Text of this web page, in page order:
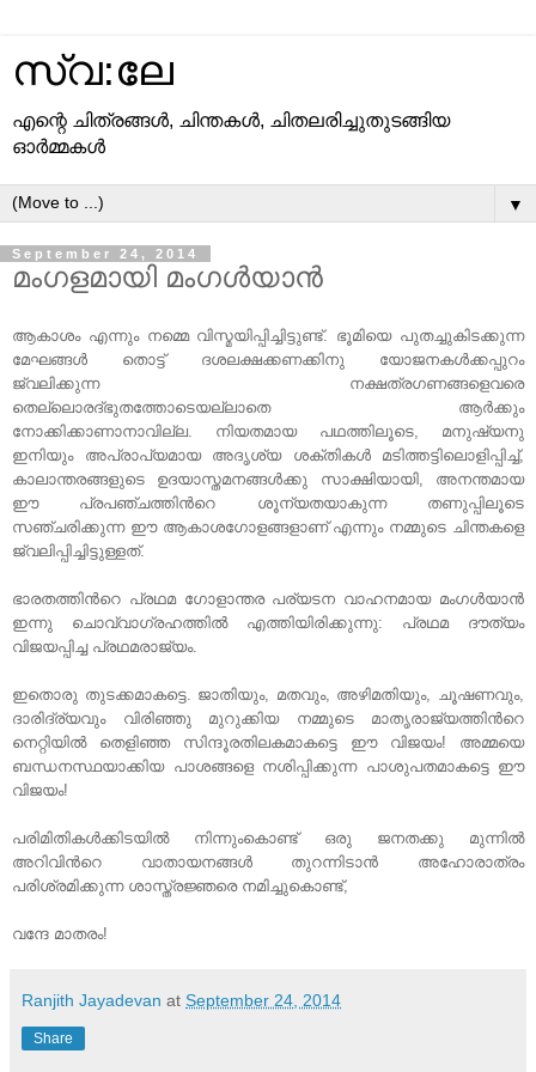
സ്വ:ലേ
എന്റെ ചിത്രങ്ങള്‍, ചിന്തകള്‍, ചിതലരിച്ചുതുടങ്ങിയ
ഓര്‍മ്മകള്‍
▼
September 24, 2014
മംഗളമായി മംഗൾയാൻ
ആകാശം എന്നും നമ്മെ വിസ്മയിപ്പിച്ചിട്ടുണ്ട്. ഭൂമിയെ പുതച്ചുകിടക്കുന്ന
മേഘങ്ങൾ തൊട്ട് ദശലക്ഷക്കണക്കിനു യോജനകൾക്കപ്പുറം
ജ്വലിക്കുന്ന നക്ഷത്രഗണങ്ങളെവരെ
തെല്ലൊരദ്ഭുതത്തോടെയല്ലാതെ ആർക്കും
നോക്കിക്കാണാനാവില്ല. നിയതമായ പഥത്തിലൂടെ, മനുഷ്യനു
ഇനിയും അപ്രാപ്യമായ അദൃശ്യ ശക്തികൾ മടിത്തട്ടിലൊളിപ്പിച്ച്,
കാലാന്തരങ്ങളുടെ ഉദയാസ്തമനങ്ങൾക്കു സാക്ഷിയായി, അനന്തമായ
ഈ പ്രപഞ്ചത്തിന്‍റെ ശൂന്യതയാകുന്ന തണുപ്പിലൂടെ
സഞ്ചരിക്കുന്ന ഈ ആകാശഗോളങ്ങളാണ് എന്നും നമ്മുടെ ചിന്തകളെ
ജ്വലിപ്പിച്ചിട്ടുള്ളത്.
ഭാരതത്തിന്‍റെ പ്രഥമ ഗോളാന്തര പര്യടന വാഹനമായ മംഗൾയാൻ
ഇന്നു ചൊവ്വാഗ്രഹത്തിൽ എത്തിയിരിക്കുന്നു: പ്രഥമ ദൗത്യം
വിജയപ്പിച്ച പ്രഥമരാജ്യം.
ഇതൊരു തുടക്കമാകട്ടെ. ജാതിയും, മതവും, അഴിമതിയും, ചൂഷണവും,
ദാരിദ്ര്യവും വിരിഞ്ഞു മുറുക്കിയ നമ്മുടെ മാതൃരാജ്യത്തിന്‍റെ
നെറ്റിയില്‍ തെളിഞ്ഞ സിന്ദൂരതിലകമാകട്ടെ ഈ വിജയം! അമ്മയെ
ബന്ധനസ്ഥയാക്കിയ പാശങ്ങളെ നശിപ്പിക്കുന്ന പാശുപതമാകട്ടെ ഈ
വിജയം!
പരിമിതികള്‍ക്കിടയില്‍ നിന്നുംകൊണ്ട് ഒരു ജനതക്കു മുന്നില്‍
അറിവിന്‍റെ വാതായനങ്ങള്‍ തുറന്നിടാന്‍ അഹോരാത്രം
പരിശ്രമിക്കുന്ന ശാസ്ത്രജ്ഞരെ നമിച്ചുകൊണ്ട്,
വന്ദേ മാതരം!
Ranjith Jayadevan at September 24, 2014
Share